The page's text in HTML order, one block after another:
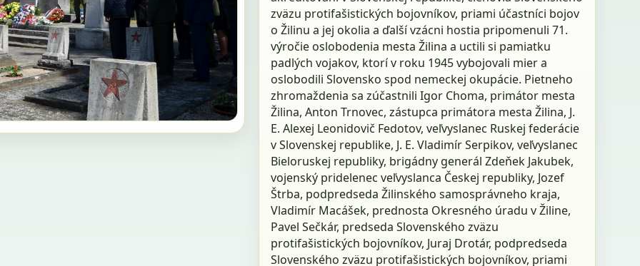
zväzu protifašistických bojovníkov, priami účastníci bojov
o Žilinu a jej okolia a ďalší vzácni hostia pripomenuli 71.
výročie oslobodenia mesta Žilina a uctili si pamiatku
padlých vojakov, ktorí v roku 1945 vybojovali mier a
oslobodili Slovensko spod nemeckej okupácie. Pietneho
zhromaždenia sa zúčastnili Igor Choma, primátor mesta
Žilina, Anton Trnovec, zástupca primátora mesta Žilina, J.
E. Alexej Leonidovič Fedotov, veľvyslanec Ruskej federácie
v Slovenskej republike, J. E. Vladimír Serpikov, veľvyslanec
Bieloruskej republiky, brigádny generál Zdeňek Jakubek,
vojenský pridelenec veľvyslanca Českej republiky, Jozef
Štrba, podpredseda Žilinského samosprávneho kraja,
Vladimír Macášek, prednosta Okresného úradu v Žiline,
Pavel Sečkár, predseda Slovenského zväzu
protifašistických bojovníkov, Juraj Drotár, podpredseda
Slovenského zväzu protifašistických bojovníkov, priami